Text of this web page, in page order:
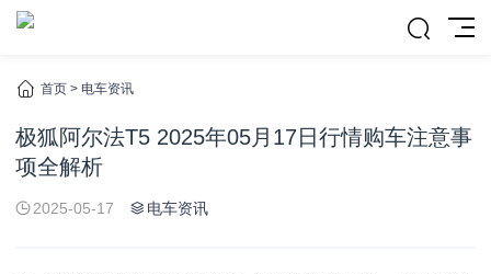
首页 > 电车资讯
极狐阿尔法T5 2025年05月17日行情购车注意事
项全解析
2025-05-17 电车资讯